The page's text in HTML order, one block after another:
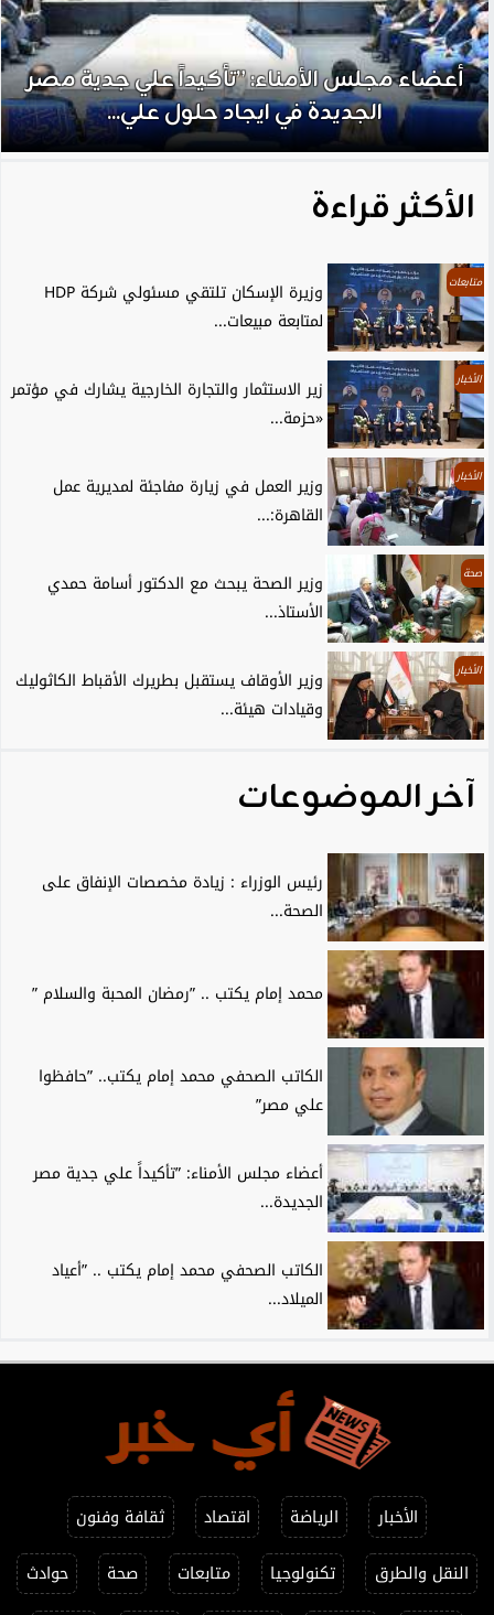
أعضاء مجلس الأمناء: ”تأكيداً علي جدية مصر
الجديدة في ايجاد حلول علي...
الأكثر قراءة
متابعات
وزيرة الإسكان تلتقي مسئولي شركة HDP
لمتابعة مبيعات...
الأخبار
زير الاستثمار والتجارة الخارجية يشارك في مؤتمر
«حزمة...
الأخبار
وزير العمل في زيارة مفاجئة لمديرية عمل
القاهرة:...
صحة
وزير الصحة يبحث مع الدكتور أسامة حمدي
الأستاذ...
الأخبار
وزير الأوقاف يستقبل بطريرك الأقباط الكاثوليك
وقيادات هيئة...
آخر الموضوعات
رئيس الوزراء : زيادة مخصصات الإنفاق على
الصحة...
محمد إمام يكتب .. ”رمضان المحبة والسلام ”
الكاتب الصحفي محمد إمام يكتب.. ”حافظوا
علي مصر”
أعضاء مجلس الأمناء: ”تأكيداً علي جدية مصر
الجديدة...
الكاتب الصحفي محمد إمام يكتب .. ”أعياد
الميلاد...
الأخبار الرياضة اقتصاد
ثقافة وفنون
النقل والطرق
تكنولوجيا متابعات صحة حوادث